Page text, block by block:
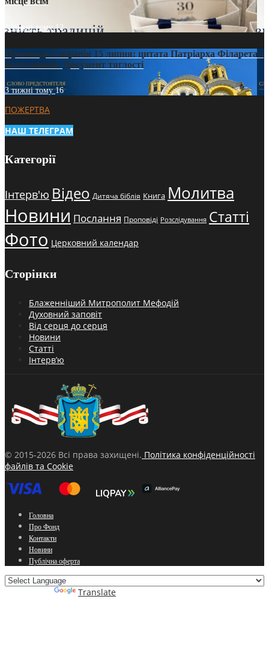
3 тижні тому12
Проповідь Епіфанія 15 липня: цитата Патріарха Філарета з
його амвона. Документ тяглості
3 тижні тому16
ПОЖЕРТВА
НАШ ТЕЛЕГРАМ
Категорії
Інтерв'ю Відео Дитяча біблія Книга Молитва
Новини Послання Проповіді Розслідування Статті
Фото Церковний календар
Сторінки
Блаженніший Митрополит Мефодій
Духовний заповіт
Від серця до серця
Новини
Статті
Інтерв’ю
© 2015-2026 Всі права захищені. Політика конфіденційності
файлів та Cookie
Головна
Про Фонд
Контакти
Новини
Публічна оферта
Translate